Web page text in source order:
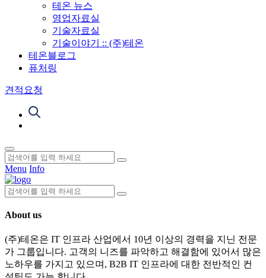
테온 뉴스
영업자료실
기술자료실
기술이야기 :: (주)테온
테온블로그
퓨처링
견적요청
Menu Info
About us
(주)테온은 IT 인프라 산업에서 10년 이상의 경력을 지닌 전문
가 그룹입니다. 고객의 니즈를 파악하고 해결함에 있어서 많은
노하우를 가지고 있으며, B2B IT 인프라에 대한 전반적인 컨